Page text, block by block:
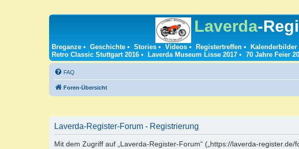
Laverda-
Breganze • Geschichte • Stories • Videos • Registertreffen • Kalenderbilder
Retro Classic Stuttgart 2016 • Laverda Museum Lisse 2017 • 70 Jahre Feier
FAQ
Foren-Übersicht
Laverda-Register-Forum - Registrierung
Mit dem Zugriff auf „Laverda-Register-Forum“ („https://laverda-